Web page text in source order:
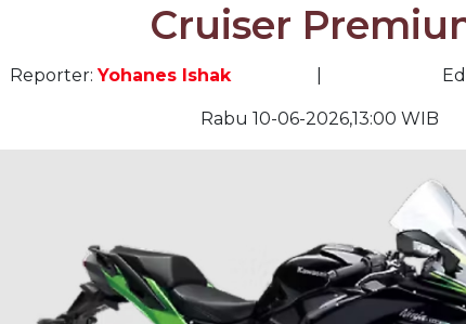
Cruiser
Reporter:Yohanes Ishak
Rabu 10-06-2026,13:00 WIB